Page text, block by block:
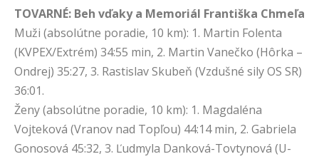
TOVARNÉ: Beh vďaky a Memoriál Františka Chmeľa
Muži (absolútne poradie, 10 km): 1. Martin Folenta
(KVPEX/Extrém) 34:55 min, 2. Martin Vanečko (Hôrka –
Ondrej) 35:27, 3. Rastislav Skubeň (Vzdušné sily OS SR)
36:01.
Ženy (absolútne poradie, 10 km): 1. Magdaléna
Vojteková (Vranov nad Topľou) 44:14 min, 2. Gabriela
Gonosová 45:32, 3. Ľudmyla Danková-Tovtynová (U-